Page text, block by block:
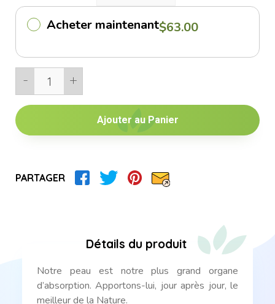
Acheter maintenant$63.00
- 1 +
Ajouter au Panier
PARTAGER
Détails du produit
Notre peau est notre plus grand organe
d’absorption. Apportons-lui, jour après jour, le
meilleur de la Nature.